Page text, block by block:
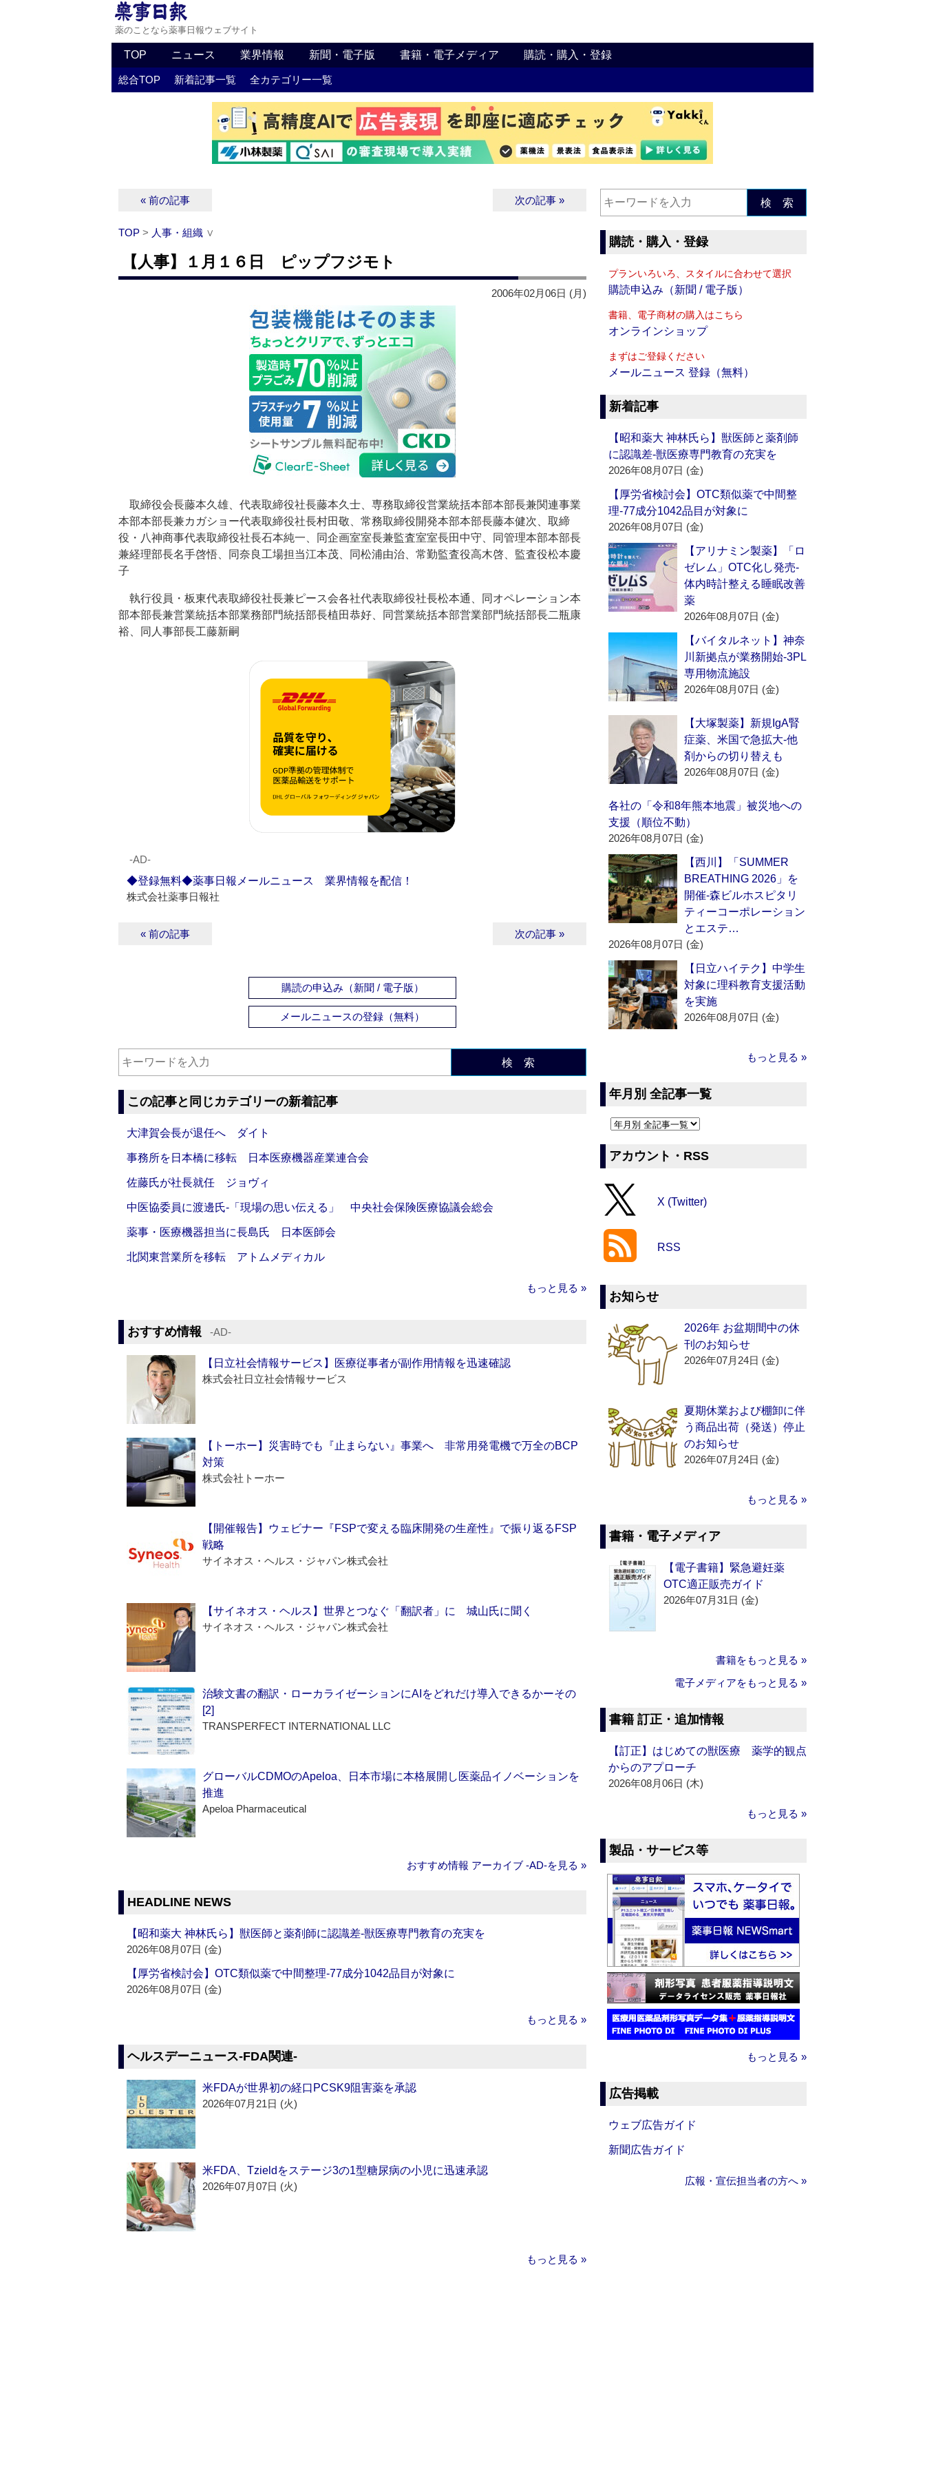
薬のことなら薬事日報ウェブサイト
TOP ニュース 業界情報 新聞・電子版 書籍・電子メディア 購読・購入・登録
総合TOP 新着記事一覧 全カテゴリー一覧
« 前の記事 次の記事 »
TOP > 人事・組織 ∨
【人事】１月１６日 ピップフジモト
2006年02月06日 (月)
取締役会長藤本久雄、代表取締役社長藤本久士、専務取締役営業統括本部本部長兼関連事業
本部本部長兼カガショー代表取締役社長村田敬、常務取締役開発本部本部長藤本健次、取締
役・八神商事代表取締役社長石本純一、同企画室室長兼監査室室長田中守、同管理本部本部長
兼経理部長名手啓悟、同奈良工場担当江本茂、同松浦由治、常勤監査役高木啓、監査役松本慶
子
執行役員・板東代表取締役社長兼ピース会各社代表取締役社長松本通、同オペレーション本
部本部長兼営業統括本部業務部門統括部長植田恭好、同営業統括本部営業部門統括部長二瓶康
裕、同人事部長工藤新嗣
‐AD‐
◆登録無料◆薬事日報メールニュース 業界情報を配信！
株式会社薬事日報社
« 前の記事 次の記事 »
購読の申込み（新聞 / 電子版）
メールニュースの登録（無料）
検 索
この記事と同じカテゴリーの新着記事
大津賀会長が退任へ ダイト
事務所を日本橋に移転 日本医療機器産業連合会
佐藤氏が社長就任 ジョヴィ
中医協委員に渡邊氏‐「現場の思い伝える」 中央社会保険医療協議会総会
薬事・医療機器担当に長島氏 日本医師会
北関東営業所を移転 アトムメディカル
もっと見る »
おすすめ情報 ‐AD‐
【日立社会情報サービス】医療従事者が副作用情報を迅速確認
株式会社日立社会情報サービス
【トーホー】災害時でも『止まらない』事業へ 非常用発電機で万全のBCP
対策
株式会社トーホー
【開催報告】ウェビナー『FSPで変える臨床開発の生産性』で振り返るFSP
戦略
サイネオス・ヘルス・ジャパン株式会社
【サイネオス・ヘルス】世界とつなぐ「翻訳者」に 城山氏に聞く
サイネオス・ヘルス・ジャパン株式会社
治験文書の翻訳・ローカライゼーションにAIをどれだけ導入できるかーその
[2]
TRANSPERFECT INTERNATIONAL LLC
グローバルCDMOのApeloa、日本市場に本格展開し医薬品イノベーションを
推進
Apeloa Pharmaceutical
おすすめ情報 アーカイブ ‐AD‐を見る »
HEADLINE NEWS
【昭和薬大 神林氏ら】獣医師と薬剤師に認識差‐獣医療専門教育の充実を
2026年08月07日 (金)
【厚労省検討会】OTC類似薬で中間整理‐77成分1042品目が対象に
2026年08月07日 (金)
もっと見る »
ヘルスデーニュース‐FDA関連‐
米FDAが世界初の経口PCSK9阻害薬を承認
2026年07月21日 (火)
米FDA、Tzieldをステージ3の1型糖尿病の小児に迅速承認
2026年07月07日 (火)
もっと見る »
検 索
購読・購入・登録
プランいろいろ、スタイルに合わせて選択
購読申込み（新聞 / 電子版）
書籍、電子商材の購入はこちら
オンラインショップ
まずはご登録ください
メールニュース 登録（無料）
新着記事
【昭和薬大 神林氏ら】獣医師と薬剤師
に認識差‐獣医療専門教育の充実を
2026年08月07日 (金)
【厚労省検討会】OTC類似薬で中間整
理‐77成分1042品目が対象に
2026年08月07日 (金)
【アリナミン製薬】「ロ
ゼレム」OTC化し発売‐
体内時計整える睡眠改善
薬
2026年08月07日 (金)
【バイタルネット】神奈
川新拠点が業務開始‐3PL
専用物流施設
2026年08月07日 (金)
【大塚製薬】新規IgA腎
症薬、米国で急拡大‐他
剤からの切り替えも
2026年08月07日 (金)
各社の「令和8年熊本地震」被災地への
支援（順位不動）
2026年08月07日 (金)
【西川】「SUMMER
BREATHING 2026」を
開催‐森ビルホスピタリ
ティーコーポレーション
とエステ…
2026年08月07日 (金)
【日立ハイテク】中学生
対象に理科教育支援活動
を実施
2026年08月07日 (金)
もっと見る »
年月別 全記事一覧
アカウント・RSS
X (Twitter)
RSS
お知らせ
2026年 お盆期間中の休
刊のお知らせ
2026年07月24日 (金)
夏期休業および棚卸に伴
う商品出荷（発送）停止
のお知らせ
2026年07月24日 (金)
もっと見る »
書籍・電子メディア
【電子書籍】緊急避妊薬
OTC適正販売ガイド
2026年07月31日 (金)
書籍をもっと見る »
電子メディアをもっと見る »
書籍 訂正・追加情報
【訂正】はじめての獣医療 薬学的観点
からのアプローチ
2026年08月06日 (木)
もっと見る »
製品・サービス等
もっと見る »
広告掲載
ウェブ広告ガイド
新聞広告ガイド
広報・宣伝担当者の方へ »